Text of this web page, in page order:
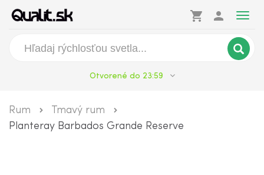
Otvorené do 23:59
shopping_cart person
Rum
Tmavý rum
Planteray Barbados Grande Reserve